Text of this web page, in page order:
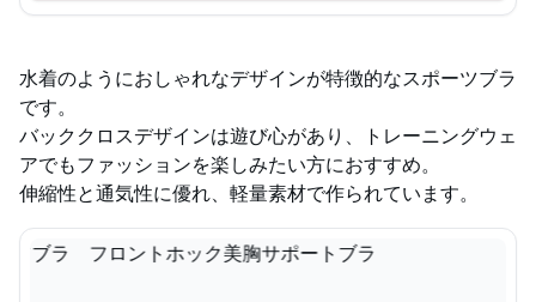
水着のようにおしゃれなデザインが特徴的なスポーツブラ
です。
バッククロスデザインは遊び心があり、トレーニングウェ
アでもファッションを楽しみたい方におすすめ。
伸縮性と通気性に優れ、軽量素材で作られています。